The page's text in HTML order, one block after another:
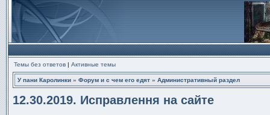
Темы без ответов | Активные темы
У пани Каролинки » Форум и с чем его едят » Административный раздел
12.30.2019. Исправлення на сайте